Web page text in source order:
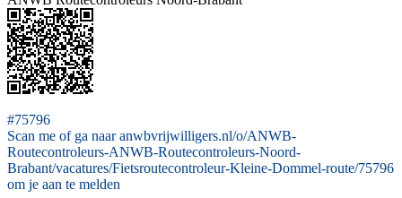
#75796
Scan me of ga naar anwbvrijwilligers.nl/o/ANWB-
Routecontroleurs-ANWB-Routecontroleurs-Noord-
Brabant/vacatures/Fietsroutecontroleur-Kleine-Dommel-route/75796
om je aan te melden